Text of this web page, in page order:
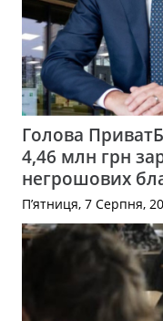
Голова
4,46 млн грн
негрошових
П’ятниця, 7 Серпня,